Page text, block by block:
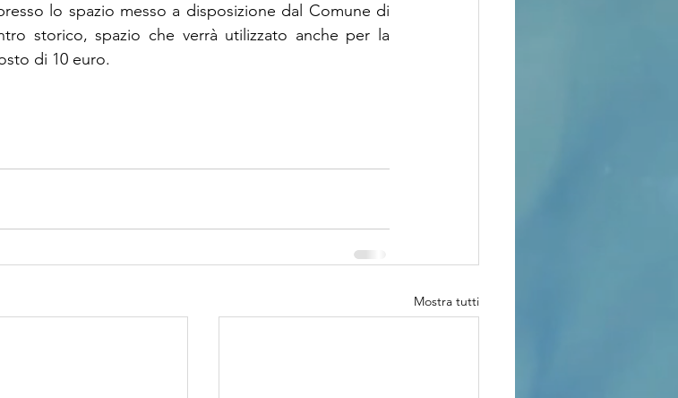
lo spazio messo a disposizione dal Comune di
storico, spazio che verrà utilizzato anche per la
di 10 euro.
Mostra tutti